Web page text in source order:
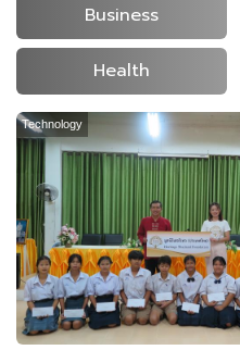
Business
Health
Technology